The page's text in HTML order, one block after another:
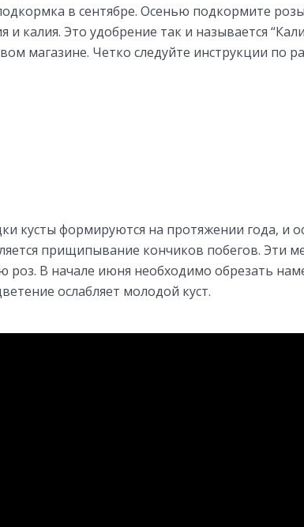
в сентябре. Осенью подкормите
и калия. Это удобрение так и называется
магазине. Четко следуйте инструкции по
кусты формируются на протяжении года, и
прищипывание кончиков побегов. Эти
роз. В начале июня необходимо обрезать
ослабляет молодой куст.